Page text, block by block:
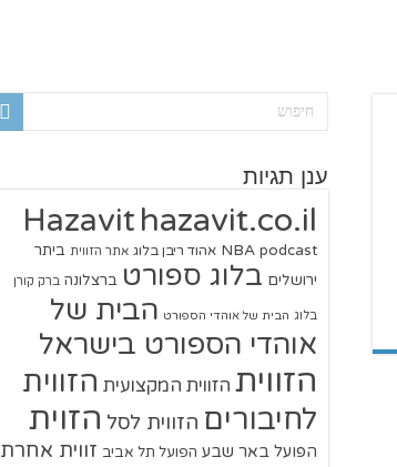
ענן תגיות
Hazavit hazavit.co.il
NBA podcast אהוד ריבן בלוג אתר הזווית ביתר
ירושלים בלוג ספורט ברצלונה ברק קורן
בלוג הבית של אוהדי הספורט הבית של
אוהדי הספורט בישראל
הזווית הזווית המקצועית הזווית
לחיבורים הזווית לסל הזוית
הפועל באר שבע הפועל תל אביב זווית אחרת